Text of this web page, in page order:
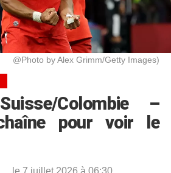
@Photo by Alex Grimm/Getty Images)
Colombie –
pour voir le
le 7 juillet 2026 à 06:30